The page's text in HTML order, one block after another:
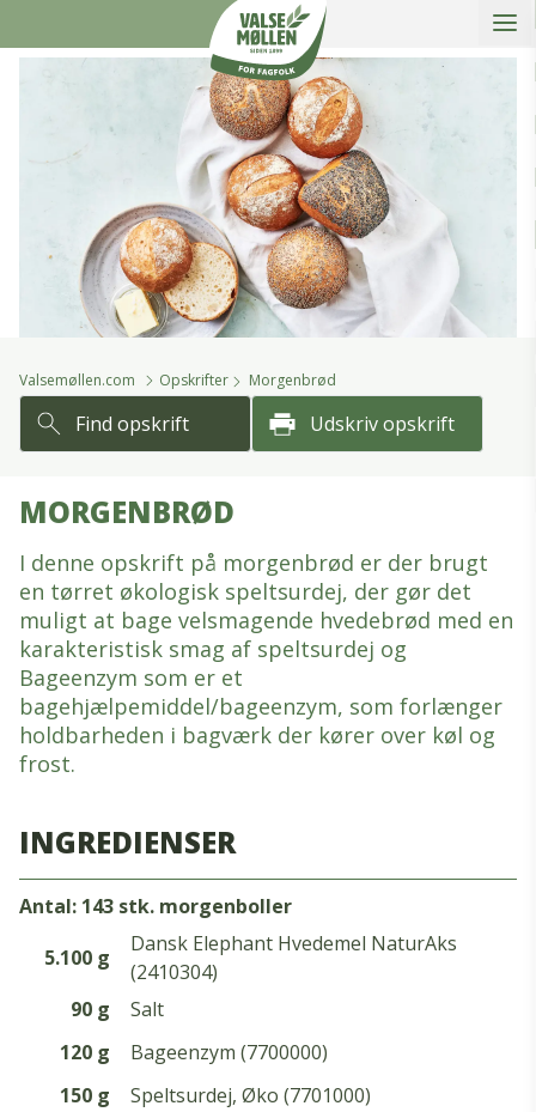
Valsemøllen A/S
Valsemøllen.com Opskrifter Morgenbrød
Find opskrift Udskriv opskrift
MORGENBRØD
I denne opskrift på morgenbrød er der brugt
en tørret økologisk speltsurdej, der gør det
muligt at bage velsmagende hvedebrød med en
karakteristisk smag af speltsurdej og
Bageenzym som er et
bagehjælpemiddel/bageenzym, som forlænger
holdbarheden i bagværk der kører over køl og
frost.
INGREDIENSER
Antal: 143 stk. morgenboller
5.100 g
Dansk Elephant Hvedemel NaturAks
(2410304)
90 g
Salt
120 g
Bageenzym (7700000)
150 g
Speltsurdej, Øko (7701000)